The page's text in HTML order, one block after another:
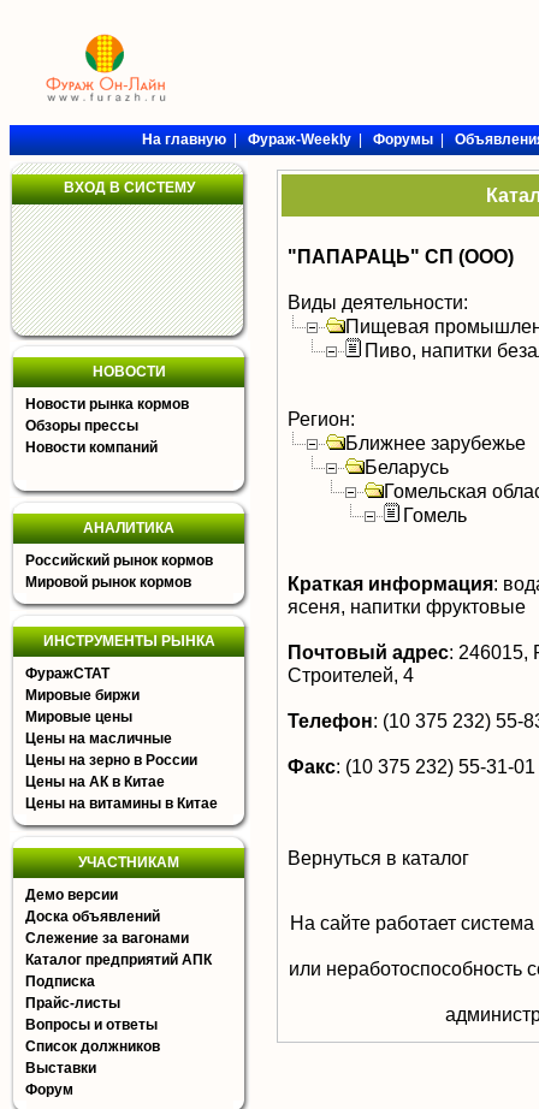
На главную|Фураж-Weekly|Форумы|
ВХОД В СИСТЕМУ
НОВОСТИ
Новости рынка кормов
Обзоры прессы
Новости компаний
АНАЛИТИКА
Российский рынок кормов
Мировой рынок кормов
ИНСТРУМЕНТЫ РЫНКА
ФуражСТАТ
Мировые биржи
Мировые цены
Цены на масличные
Цены на зерно в России
Цены на АК в Китае
Цены на витамины в Китае
УЧАСТНИКАМ
Демо версии
Доска объявлений
Слежение за вагонами
Каталог предприятий АПК
Подписка
Прайс-листы
Вопросы и ответы
Список должников
Выставки
Форум
"ПАПАРАЦЬ" СП (ООО)
Виды деятельности:
Пищевая
Пиво, напитки
Регион:
Ближнее зарубежье
Беларусь
Гомельская
Гомель
Краткая информация:
ясеня, напитки фруктовые
Почтовый адрес: 246015,
Строителей, 4
Телефон: (10 375 232) 55-
Факс: (10 375 232) 55-31-01
Вернуться в каталог
На сайте работает
или неработоспособность